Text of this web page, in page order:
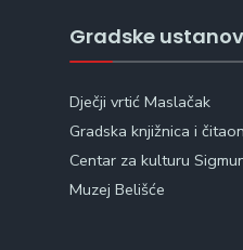
Gradske
Dječji vrtić Maslačak
Gradska knjižnica i
Centar za kulturu
Muzej Belišće